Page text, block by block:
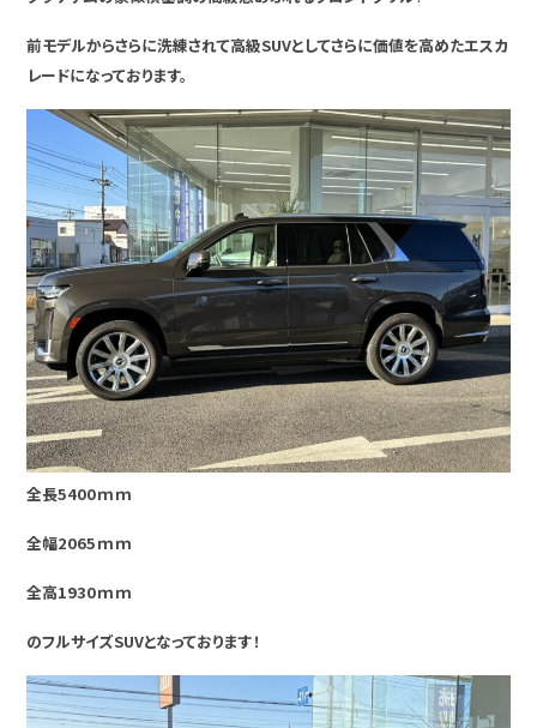
前モデルからさらに洗練されて高級SUVとしてさらに価値を高めたエスカ
レードになっております。
全長5400ｍｍ
全幅2065ｍｍ
全高1930ｍｍ
のフルサイズSUVとなっております！